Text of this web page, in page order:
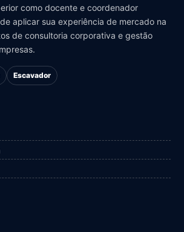
como docente e coordenador
aplicar sua experiência de mercado na
de consultoria corporativa e gestão
Escavador